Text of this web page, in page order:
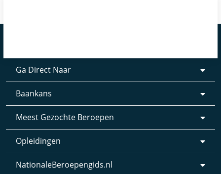
Ga Direct Naar
Baankans
Meest Gezochte Beroepen
Opleidingen
NationaleBeroepengids.nl